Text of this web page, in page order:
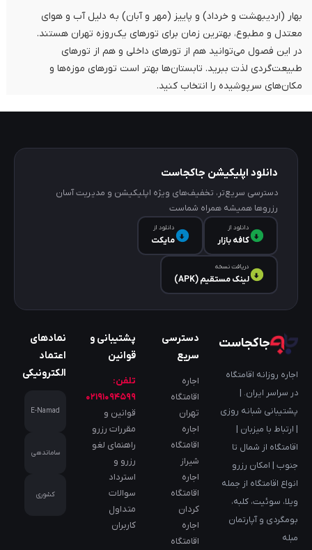
بهار (اردیبهشت و خرداد) و پاییز (مهر و آبان) به دلیل آب و هوای
معتدل و مطبوع، بهترین زمان برای تورهای یک‌روزه تهران هستند.
در این فصول می‌توانید هم از تورهای داخلی و هم از تورهای
طبیعت‌گردی لذت ببرید. تابستان‌ها بهتر است تورهای موزه‌ها و
مکان‌های سرپوشیده را انتخاب کنید.
دانلود اپلیکیشن جاکجاست
دسترسی سریع‌تر، تخفیف‌های ویژه اپلیکیشن و مدیریت آسان
رزروها همیشه همراه شماست
دانلود از
کافه‌ بازار
دانلود از
مایکت
دریافت نسخه
لینک مستقیم (APK)
جاکجاست
اجاره روزانه اقامتگاه
در سراسر ایران. |
پشتیبانی شبانه روزی
| ارتباط با میزبان |
اقامتگاه از شمال تا
جنوب | امکان رزرو
انواع اقامتگاه از جمله
ویلا، سوئیت، کلبه،
بومگردی و آپارتمان
مبله
دسترسی
سریع
اجاره
اقامتگاه
تهران
اجاره
اقامتگاه
شیراز
اجاره
اقامتگاه
کردان
اجاره
اقامتگاه
پشتیبانی و
قوانین
تلفن:
۰۲۱۹۱۰۹۴۵۹۹
قوانین و
مقررات رزرو
راهنمای لغو
رزرو و
استرداد
سوالات
متداول
کاربران
نمادهای
اعتماد
الکترونیکی
E-Namad
ساماندهی
کشوری